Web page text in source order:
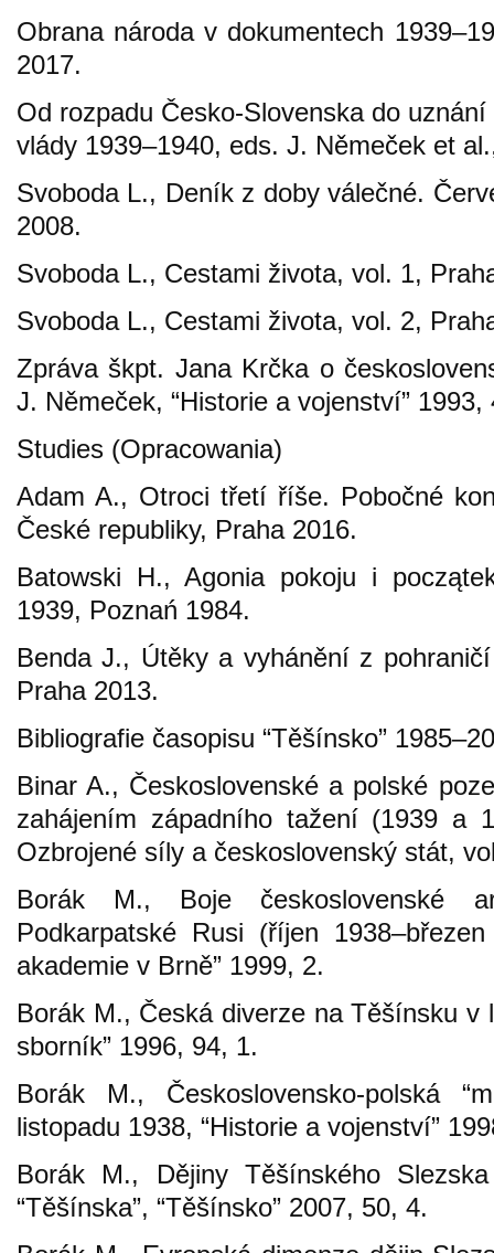
Obrana národa v dokumentech
2017.
Od rozpadu Česko-Slovenska do
vlády 1939–1940, eds. J. Němeček et
Svoboda L., Deník z doby válečné.
2008.
Svoboda L., Cestami života, vol. 1,
Svoboda L., Cestami života, vol. 2,
Zpráva škpt. Jana Krčka o
J. Němeček, “Historie a vojenství”
Studies (Opracowania)
Adam A., Otroci třetí říše. Pobočné
České republiky, Praha 2016.
Batowski H., Agonia pokoju i
1939, Poznań 1984.
Benda J., Útěky a vyhánění z
Praha 2013.
Bibliografie časopisu “Těšínsko”
Binar A., Československé a polské
zahájením západního tažení (1939 a
Ozbrojené síly a československý stát,
Borák M., Boje československé
Podkarpatské Rusi (říjen
akademie v Brně” 1999, 2.
Borák M., Česká diverze na Těšínsku v
sborník” 1996, 94, 1.
Borák M., Československo-polská
listopadu 1938, “Historie a vojenství”
Borák M., Dějiny Těšínského
“Těšínska”, “Těšínsko” 2007, 50, 4.